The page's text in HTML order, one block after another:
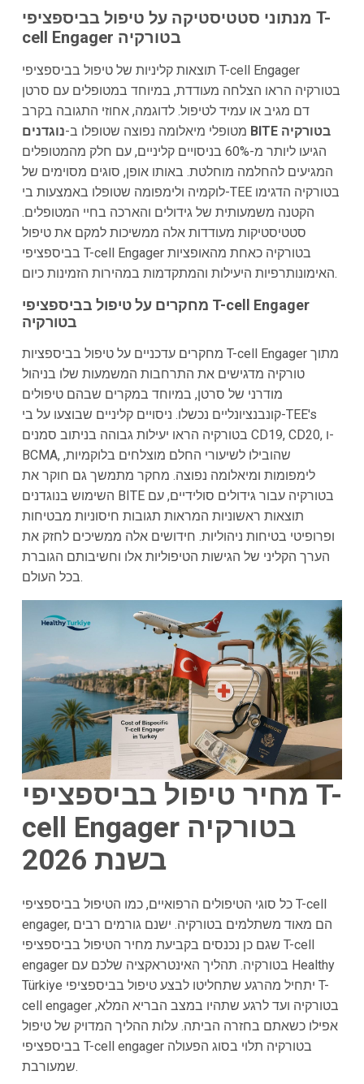
מנתוני סטטיסטיקה על טיפול בביספציפי T-
cell Engager בטורקיה
תוצאות קליניות של טיפול בביספציפי T-cell Engager
בטורקיה הראו הצלחה מעודדת, במיוחד במטופלים עם סרטן
דם מגיב או עמיד לטיפול. לדוגמה, אחוזי התגובה בקרב
מטופלי מיאלומה נפוצה שטופלו ב-
נוגדנים BITE בטורקיה
הגיעו ליותר מ-60% בניסויים קליניים, עם חלק מהמטופלים
המגיעים להחלמה מוחלטת. באותו אופן, סוגים מסוימים של
לוקמיה ולימפומה שטופלו באמצעות בי-TEE בטורקיה הדגימו
הקטנה משמעותית של גידולים והארכה בחיי המטופלים.
סטטיסטיקות מעודדות אלה ממשיכות למקם את טיפול
בביספציפי T-cell Engager בטורקיה כאחת מהאופציות
האימונותרפיות היעילות והמתקדמות במהירות הזמינות כיום.
מחקרים על טיפול בביספציפי T-cell Engager
בטורקיה
מחקרים עדכניים על טיפול בביספציות T-cell Engager מתוך
טורקיה מדגישים את התרחבות המשמעות שלו בניהול
מודרני של סרטן, במיוחד במקרים שבהם טיפולים
קונבנציונליים נכשלו. ניסויים קליניים שבוצעו על בי-TEE's
בטורקיה הראו יעילות גבוהה בניתוב סמנים CD19, CD20, ו-
BCMA, שהובילו לשיעורי החלם מוצלחים בלוקמיות,
לימפומות ומיאלומה נפוצה. מחקר מתמשך גם חוקר את
השימוש בנוגדנים BITE בטורקיה עבור גידולים סולידיים, עם
תוצאות ראשוניות המראות תגובות חיסוניות מבטיחות
ופרופיטי בטיחות ניהוליות. חידושים אלה ממשיכים לחזק את
הערך הקליני של הגישות הטיפוליות אלו וחשיבותם הגוברת
בכל העולם.
מחיר טיפול בביספציפי T-
cell Engager בטורקיה
בשנת 2026
כל סוגי הטיפולים הרפואיים, כמו הטיפול בביספציפי T-cell
engager, הם מאוד משתלמים בטורקיה. ישנם גורמים רבים
שגם כן נכנסים בקביעת מחיר הטיפול בביספציפי T-cell
engager בטורקיה. תהליך האינטראקציה שלכם עם Healthy
Türkiye יתחיל מהרגע שתחליטו לבצע טיפול בביספציפי T-
cell engager בטורקיה ועד לרגע שתהיו במצב הבריא המלא,
אפילו כשאתם בחזרה הביתה. עלות ההליך המדויק של טיפול
בביספציפי T-cell engager בטורקיה תלוי בסוג הפעולה
שמעורבת.